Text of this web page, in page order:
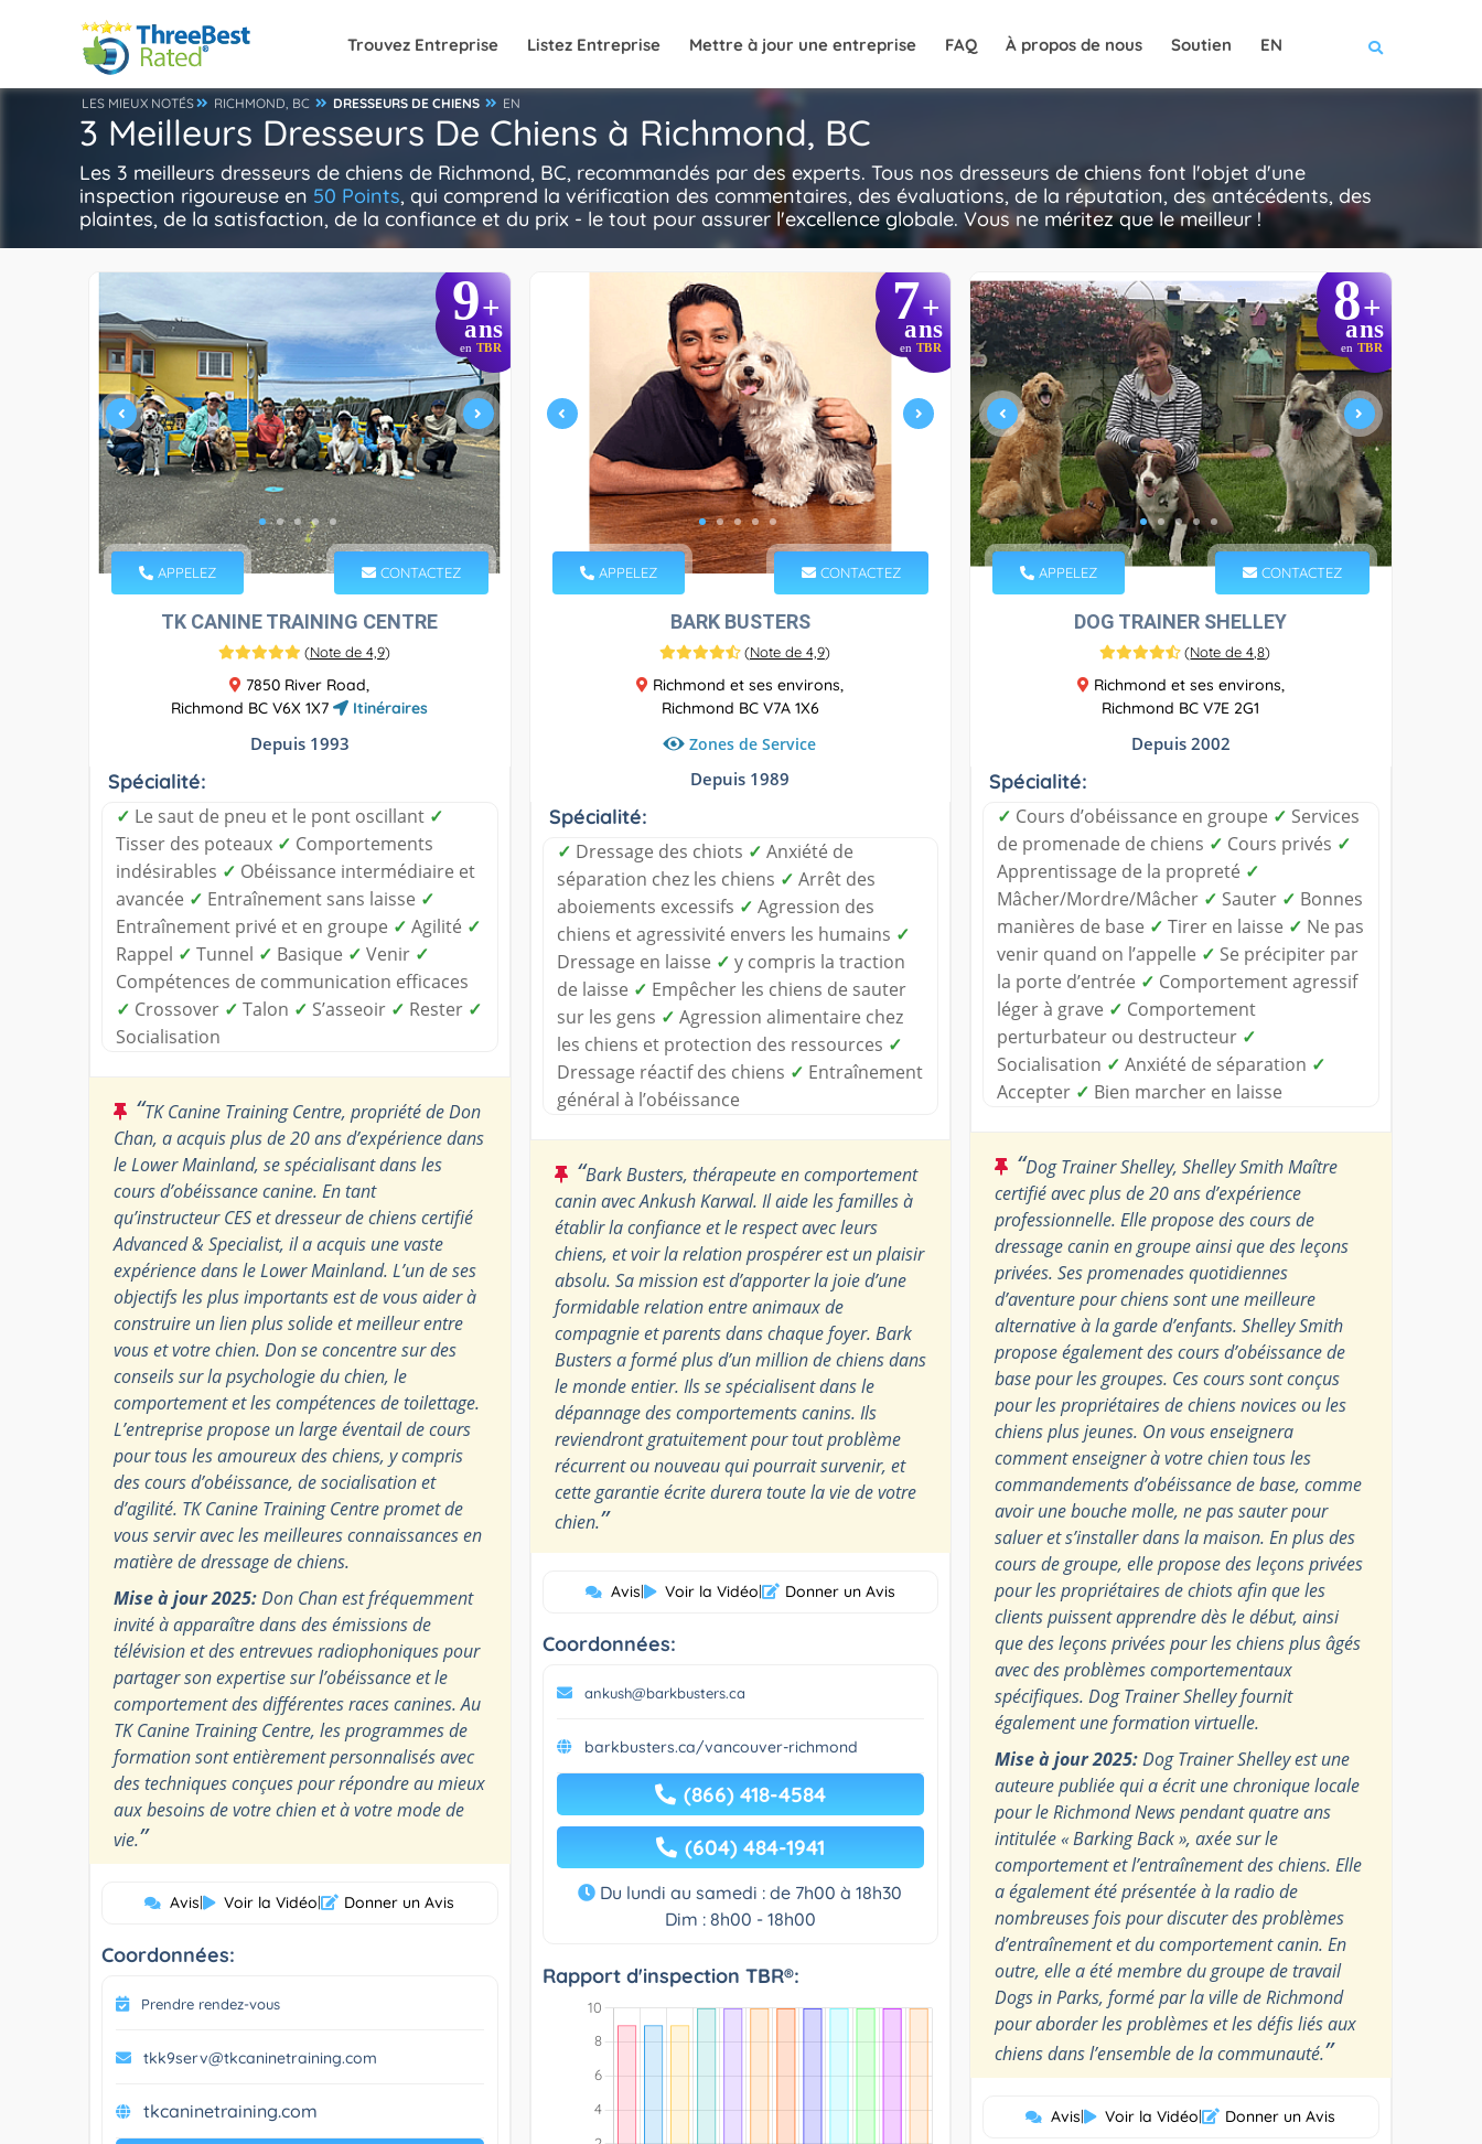
Trouvez Entreprise Listez Entreprise Mettre à jour une entreprise FAQ À propos de nous Soutien EN
LES MIEUX NOTÉS RICHMOND, BC DRESSEURS DE CHIENS EN
3 Meilleurs Dresseurs De Chiens à Richmond, BC
Les 3 meilleurs dresseurs de chiens de Richmond, BC, recommandés par des experts. Tous nos dresseurs de chiens font l'objet d'une
inspection rigoureuse en 50 Points, qui comprend la vérification des commentaires, des évaluations, de la réputation, des antécédents, des
plaintes, de la satisfaction, de la confiance et du prix - le tout pour assurer l'excellence globale. Vous ne méritez que le meilleur !
9+
ans
en TBR
APPELEZ CONTACTEZ
TK CANINE TRAINING CENTRE
(Note de 4,9)
7850 River Road,
Richmond BC V6X 1X7
Itinéraires
Depuis 1993
Spécialité:
✓ Le saut de pneu et le pont oscillant ✓
Tisser des poteaux ✓ Comportements
indésirables ✓ Obéissance intermédiaire et
avancée ✓ Entraînement sans laisse ✓
Entraînement privé et en groupe ✓ Agilité ✓
Rappel ✓ Tunnel ✓ Basique ✓ Venir ✓
Compétences de communication efficaces
✓ Crossover ✓ Talon ✓ S’asseoir ✓ Rester ✓
Socialisation
“TK Canine Training Centre, propriété de Don
Chan, a acquis plus de 20 ans d’expérience dans
le Lower Mainland, se spécialisant dans les
cours d’obéissance canine. En tant
qu’instructeur CES et dresseur de chiens certifié
Advanced & Specialist, il a acquis une vaste
expérience dans le Lower Mainland. L’un de ses
objectifs les plus importants est de vous aider à
construire un lien plus solide et meilleur entre
vous et votre chien. Don se concentre sur des
conseils sur la psychologie du chien, le
comportement et les compétences de toilettage.
L’entreprise propose un large éventail de cours
pour tous les amoureux des chiens, y compris
des cours d’obéissance, de socialisation et
d’agilité. TK Canine Training Centre promet de
vous servir avec les meilleures connaissances en
matière de dressage de chiens.
Mise à jour 2025:Don Chan est fréquemment
invité à apparaître dans des émissions de
télévision et des entrevues radiophoniques pour
partager son expertise sur l’obéissance et le
comportement des différentes races canines. Au
TK Canine Training Centre, les programmes de
formation sont entièrement personnalisés avec
des techniques conçues pour répondre au mieux
aux besoins de votre chien et à votre mode de
vie.”
Avis| Voir la Vidéo| Donner un Avis
Coordonnées:
Prendre rendez-vous
tkk9serv@tkcaninetraining.com
tkcaninetraining.com
7+
ans
en TBR
APPELEZ CONTACTEZ
BARK BUSTERS
(Note de 4,9)
Richmond et ses environs,
Richmond BC V7A 1X6
Zones de Service
Depuis 1989
Spécialité:
✓ Dressage des chiots ✓ Anxiété de
séparation chez les chiens ✓ Arrêt des
aboiements excessifs ✓ Agression des
chiens et agressivité envers les humains ✓
Dressage en laisse ✓ y compris la traction
de laisse ✓ Empêcher les chiens de sauter
sur les gens ✓ Agression alimentaire chez
les chiens et protection des ressources ✓
Dressage réactif des chiens ✓ Entraînement
général à l’obéissance
“Bark Busters, thérapeute en comportement
canin avec Ankush Karwal. Il aide les familles à
établir la confiance et le respect avec leurs
chiens, et voir la relation prospérer est un plaisir
absolu. Sa mission est d’apporter la joie d’une
formidable relation entre animaux de
compagnie et parents dans chaque foyer. Bark
Busters a formé plus d’un million de chiens dans
le monde entier. Ils se spécialisent dans le
dépannage des comportements canins. Ils
reviendront gratuitement pour tout problème
récurrent ou nouveau qui pourrait survenir, et
cette garantie écrite durera toute la vie de votre
chien.”
Avis| Voir la Vidéo| Donner un Avis
Coordonnées:
ankush@barkbusters.ca
barkbusters.ca/vancouver-richmond
(866) 418-4584
(604) 484-1941
Du lundi au samedi : de 7h00 à 18h30
Dim : 8h00 - 18h00
Rapport d'inspection TBR®:
8+
ans
en TBR
APPELEZ CONTACTEZ
DOG TRAINER SHELLEY
(Note de 4,8)
Richmond et ses environs,
Richmond BC V7E 2G1
Depuis 2002
Spécialité:
✓ Cours d’obéissance en groupe ✓ Services
de promenade de chiens ✓ Cours privés ✓
Apprentissage de la propreté ✓
Mâcher/Mordre/Mâcher ✓ Sauter ✓ Bonnes
manières de base ✓ Tirer en laisse ✓ Ne pas
venir quand on l’appelle ✓ Se précipiter par
la porte d’entrée ✓ Comportement agressif
léger à grave ✓ Comportement
perturbateur ou destructeur ✓
Socialisation ✓ Anxiété de séparation ✓
Accepter ✓ Bien marcher en laisse
“Dog Trainer Shelley, Shelley Smith Maître
certifié avec plus de 20 ans d’expérience
professionnelle. Elle propose des cours de
dressage canin en groupe ainsi que des leçons
privées. Ses promenades quotidiennes
d’aventure pour chiens sont une meilleure
alternative à la garde d’enfants. Shelley Smith
propose également des cours d’obéissance de
base pour les groupes. Ces cours sont conçus
pour les propriétaires de chiens novices ou les
chiens plus jeunes. On vous enseignera
comment enseigner à votre chien tous les
commandements d’obéissance de base, comme
avoir une bouche molle, ne pas sauter pour
saluer et s’installer dans la maison. En plus des
cours de groupe, elle propose des leçons privées
pour les propriétaires de chiots afin que les
clients puissent apprendre dès le début, ainsi
que des leçons privées pour les chiens plus âgés
avec des problèmes comportementaux
spécifiques. Dog Trainer Shelley fournit
également une formation virtuelle.
Mise à jour 2025:Dog Trainer Shelley est une
auteure publiée qui a écrit une chronique locale
pour le Richmond News pendant quatre ans
intitulée « Barking Back », axée sur le
comportement et l’entraînement des chiens. Elle
a également été présentée à la radio de
nombreuses fois pour discuter des problèmes
d’entraînement et du comportement canin. En
outre, elle a été membre du groupe de travail
Dogs in Parks, formé par la ville de Richmond
pour aborder les problèmes et les défis liés aux
chiens dans l’ensemble de la communauté.”
Avis| Voir la Vidéo| Donner un Avis